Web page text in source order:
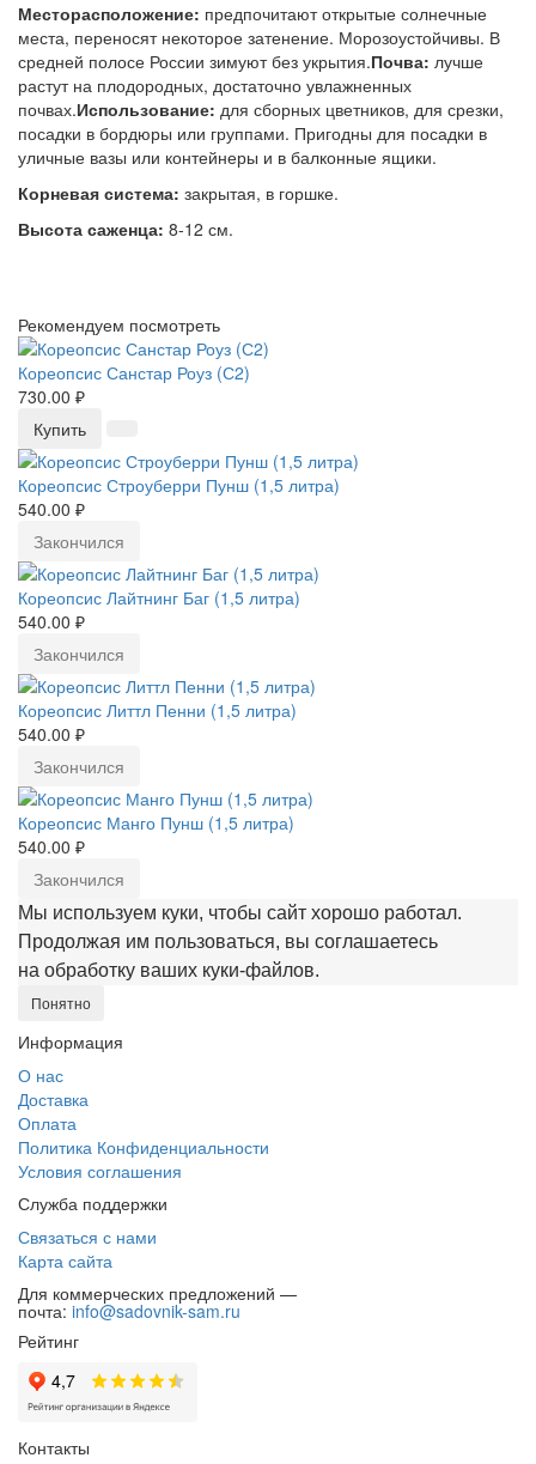
Месторасположение: предпочитают открытые солнечные
места, переносят некоторое затенение. Морозоустойчивы. В
средней полосе России зимуют без укрытия.Почва: лучше
растут на плодородных, достаточно увлажненных
почвах.Использование: для сборных цветников, для срезки,
посадки в бордюры или группами. Пригодны для посадки в
уличные вазы или контейнеры и в балконные ящики.
Корневая система: закрытая, в горшке.
Высота саженца: 8-12 см.
Рекомендуем посмотреть
Кореопсис Санстар Роуз (С2)
730.00 ₽
Купить
Кореопсис Строуберри Пунш (1,5 литра)
540.00 ₽
Закончился
Кореопсис Лайтнинг Баг (1,5 литра)
540.00 ₽
Закончился
Кореопсис Литтл Пенни (1,5 литра)
540.00 ₽
Закончился
Кореопсис Манго Пунш (1,5 литра)
540.00 ₽
Закончился
Мы используем куки, чтобы сайт хорошо работал.
Продолжая им пользоваться, вы соглашаетесь
на обработку ваших куки‑файлов.
Понятно
Информация
О нас
Доставка
Оплата
Политика Конфиденциальности
Условия соглашения
Служба поддержки
Связаться с нами
Карта сайта
Для коммерческих предложений —
почта: info@sadovnik-sam.ru
Рейтинг
Контакты